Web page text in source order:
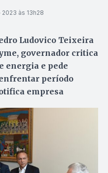
às 13h28
Ludovico Teixeira
governador critica
energia e pede
período
empresa